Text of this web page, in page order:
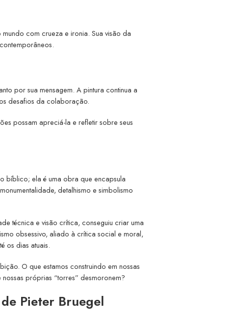
com crueza e ironia. Sua visão da
por sua mensagem. A pintura continua a
desafios da colaboração.
possam apreciá-la e refletir sobre seus
bíblico; ela é uma obra que encapsula
detalhismo e simbolismo
técnica e visão crítica, conseguiu criar uma
obsessivo, aliado à crítica social e moral,
os dias atuais.
O que estamos construindo em nossas
próprias “torres” desmoronem?
Pieter Bruegel